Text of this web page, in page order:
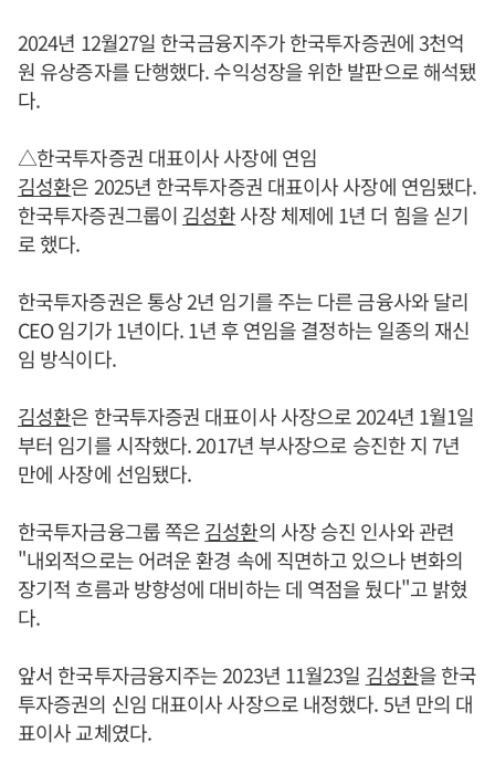
2024년 12월27일 한국금융지주가 한국투자증권에 3천억
원 유상증자를 단행했다. 수익성장을 위한 발판으로 해석됐
다.
△한국투자증권 대표이사 사장에 연임
김성환은 2025년 한국투자증권 대표이사 사장에 연임됐다.
한국투자증권그룹이 김성환사장 체제에 1년 더 힘을 싣기
로 했다.
한국투자증권은 통상 2년 임기를 주는 다른 금융사와 달리
CEO 임기가 1년이다. 1년 후 연임을 결정하는 일종의 재신
임 방식이다.
김성환은 한국투자증권 대표이사 사장으로 2024년 1월1일
부터 임기를 시작했다. 2017년 부사장으로 승진한 지 7년
만에 사장에 선임됐다.
한국투자금융그룹 쪽은김성환의 사장 승진 인사와 관련
"내외적으로는 어려운 환경 속에 직면하고 있으나 변화의
장기적 흐름과 방향성에 대비하는 데 역점을 뒀다"고 밝혔
다.
앞서 한국투자금융지주는 2023년 11월23일 김성환을 한국
투자증권의 신임 대표이사 사장으로 내정했다. 5년 만의 대
표이사 교체였다.